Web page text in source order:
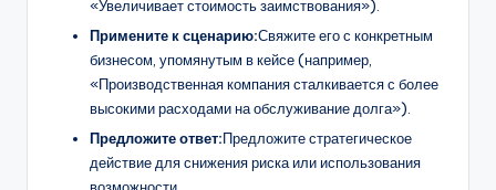
«Увеличивает стоимость заимствования»).
Примените к сценарию:Свяжите его с конкретным
бизнесом, упомянутым в кейсе (например,
«Производственная компания сталкивается с более
высокими расходами на обслуживание долга»).
Предложите ответ:Предложите стратегическое
действие для снижения риска или использования